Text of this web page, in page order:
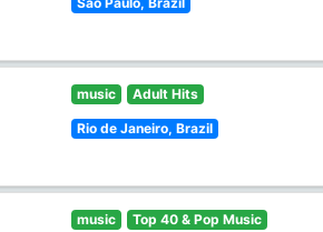
music Adult Hits
Rio de Janeiro, Brazil
music Top 40 & Pop Music